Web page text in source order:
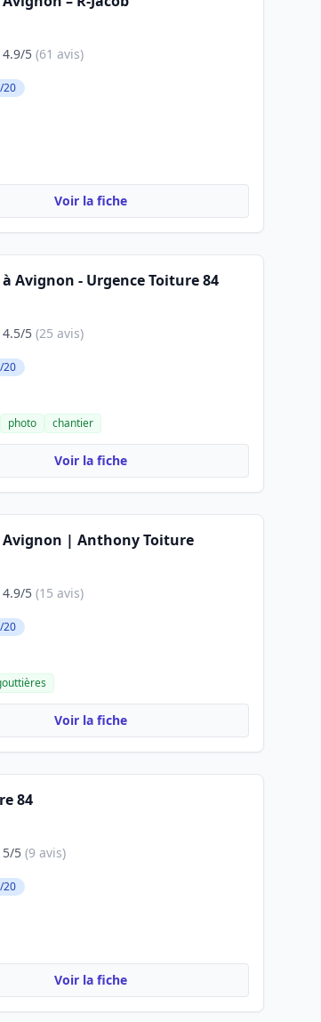
4.9/5 (61 avis)
20
Voir la fiche
Avignon - Urgence Toiture 84
4.5/5 (25 avis)
20
photo chantier
Voir la fiche
Avignon | Anthony Toiture
4.9/5 (15 avis)
20
Voir la fiche
84
5/5 (9 avis)
20
Voir la fiche